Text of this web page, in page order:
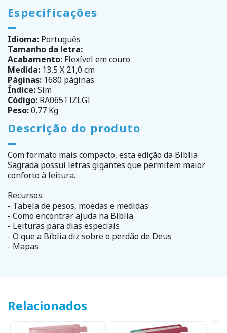
Especificações
Idioma: Português
Tamanho da letra:
Acabamento: Flexível em couro
Medida: 13,5 X 21,0 cm
Páginas: 1680 páginas
Índice:Sim
Código: RA065TIZLGI
Peso:0,77 Kg
Descrição do produto
Com formato mais compacto, esta edição da Bíblia
Sagrada possui letras gigantes que permitem maior
conforto à leitura.
Recursos:
- Tabela de pesos, moedas e medidas
- Como encontrar ajuda na Bíblia
- Leituras para dias especiais
- O que a Bíblia diz sobre o perdão de Deus
- Mapas
Relacionados